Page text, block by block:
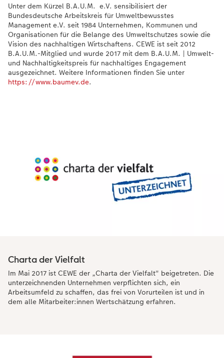
Unter dem Kürzel B.A.U.M. e.V. sensibilisiert der
Bundesdeutsche Arbeitskreis für Umweltbewusstes
Management e.V. seit 1984 Unternehmen, Kommunen und
Organisationen für die Belange des Umweltschutzes sowie die
Vision des nachhaltigen Wirtschaftens. CEWE ist seit 2012
B.A.U.M.-Mitglied und wurde 2017 mit dem B.A.U.M. | Umwelt-
und Nachhaltigkeitspreis für nachhaltiges Engagement
ausgezeichnet. Weitere Informationen finden Sie unter
https://www.baumev.de.
Charta der Vielfalt
Im Mai 2017 ist CEWE der „Charta der Vielfalt" beigetreten. Die
unterzeichnenden Unternehmen verpflichten sich, ein
Arbeitsumfeld zu schaffen, das frei von Vorurteilen ist und in
dem alle Mitarbeiter:innen Wertschätzung erfahren.